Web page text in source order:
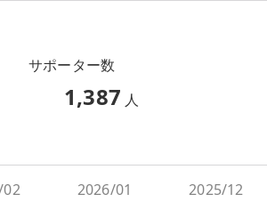
サポーター数
1,387 人
02 2026/01 2025/12